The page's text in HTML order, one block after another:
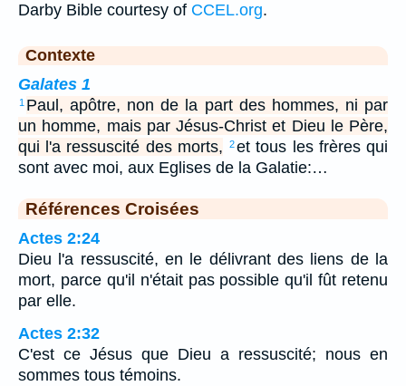
Darby Bible courtesy of CCEL.org.
Contexte
Galates 1
1 Paul, apôtre, non de la part des hommes, ni par
un homme, mais par Jésus-Christ et Dieu le Père,
qui l'a ressuscité des morts,
2et tous les frères qui
sont avec moi, aux Eglises de la Galatie:…
Références Croisées
Actes 2:24
Dieu l'a ressuscité, en le délivrant des liens de la
mort, parce qu'il n'était pas possible qu'il fût retenu
par elle.
Actes 2:32
C'est ce Jésus que Dieu a ressuscité; nous en
sommes tous témoins.